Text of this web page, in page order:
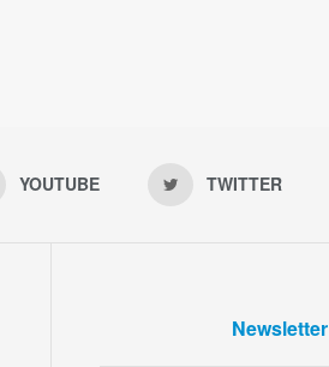
YOUTUBE TWITTER
Newsletter